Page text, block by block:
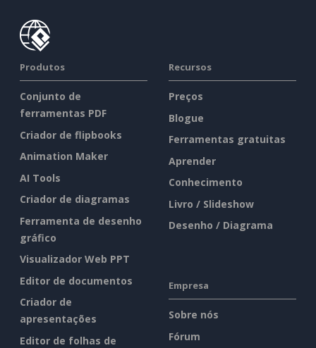
Produtos
Conjunto de
ferramentas PDF
Criador de flipbooks
Animation Maker
AI Tools
Criador de diagramas
Ferramenta de desenho
gráfico
Visualizador Web PPT
Editor de documentos
Criador de
apresentações
Editor de folhas de
Recursos
Preços
Blogue
Ferramentas gratuitas
Aprender
Conhecimento
Livro / Slideshow
Desenho / Diagrama
Empresa
Sobre nós
Fórum